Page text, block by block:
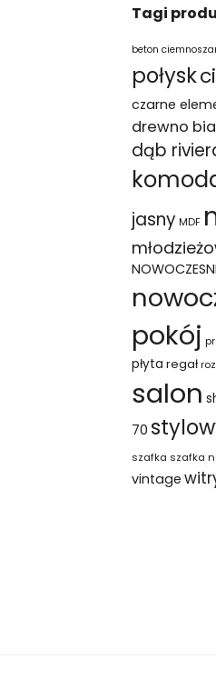
Tagi
beton
połysk
czarne
drewno
dąb
jasny MDF
pokój
płyta regał
salon
70
szafka szafka
vintage